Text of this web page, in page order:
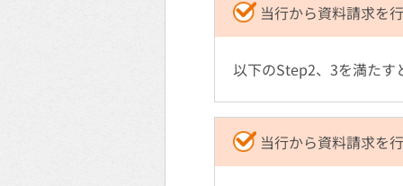
当行から資料請求を
以下のStep2、3を満たす
当行から資料請求を